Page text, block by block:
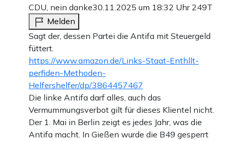
CDU, nein danke30.11.2025 um 18:32 Uhr 249T
Melden
Sagt der, dessen Partei die Antifa mit Steuergeld
füttert.
https://www.amazon.de/Links-Staat-Enthllt-
perfiden-Methoden-
Helfershelfer/dp/3864457467
Die linke Antifa darf alles, auch das
Vermummungsverbot gilt für dieses Klientel nicht.
Der 1. Mai in Berlin zeigt es jedes Jahr, was die
Antifa macht. In Gießen wurde die B49 gesperrt